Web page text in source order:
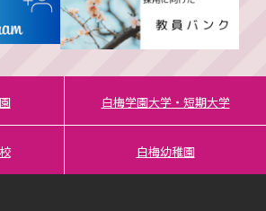
白梅学園大学・短期大学
白梅幼稚園